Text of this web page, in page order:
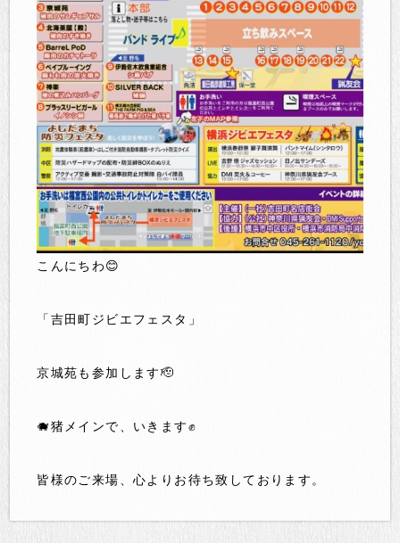
こんにちわ😊
「吉田町ジビエフェスタ」
京城苑も参加します🫡
🐗猪メインで、いきます✊
皆様のご来場、心よりお待ち致しております。